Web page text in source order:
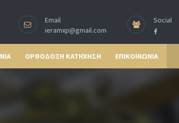
Email
ieramxp@gmail.com
Social
ΟΡΘΟΔΟΞΗ ΚΑΤΗΧΗΣΗ ΕΠΙΚΟΙΝΩΝΙΑ